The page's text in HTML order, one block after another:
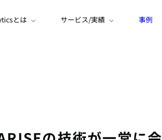
とは サービス/実績 事例